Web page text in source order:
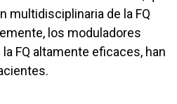
multidisciplinaria de la FQ
los moduladores
FQ altamente eficaces, han